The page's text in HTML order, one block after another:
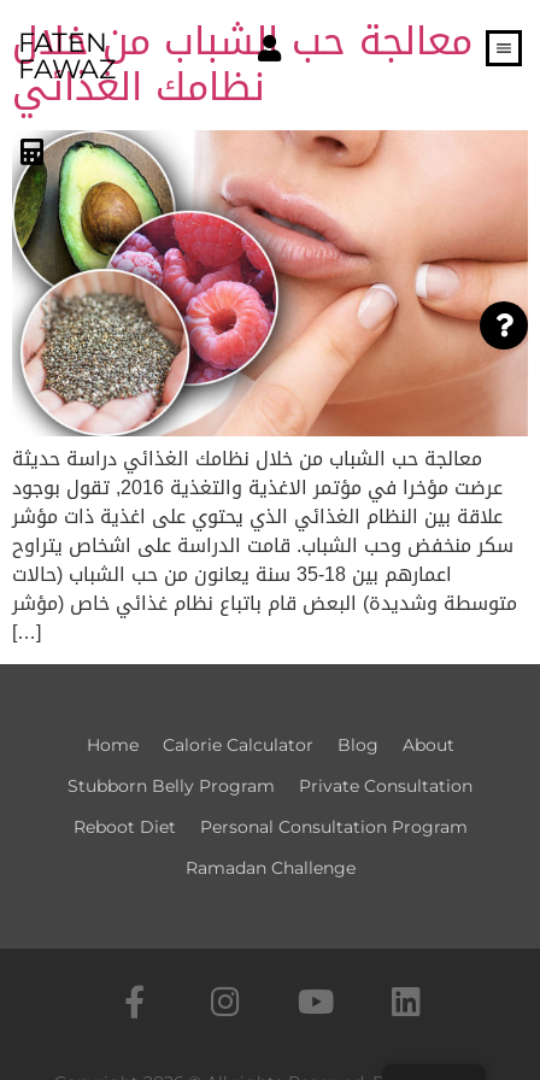
FATEN
FAWAZ
معالجة حب الشباب من خلال
نظامك الغذائي
معالجة حب الشباب من خلال نظامك الغذائي دراسة حديثة
عرضت مؤخرا في مؤتمر الاغذية والتغذية 2016, تقول بوجود
علاقة بين النظام الغذائي الذي يحتوي على اغذية ذات مؤشر
سكر منخفض وحب الشباب. قامت الدراسة على اشخاص يتراوح
اعمارهم بين 18-35 سنة يعانون من حب الشباب (حالات
متوسطة وشديدة) البعض قام باتباع نظام غذائي خاص (مؤشر
[…]
Home Calorie Calculator​ Blog
About
Stubborn Belly Program
Private Consultation
Reboot Diet
Personal Consultation Program
Ramadan Challenge